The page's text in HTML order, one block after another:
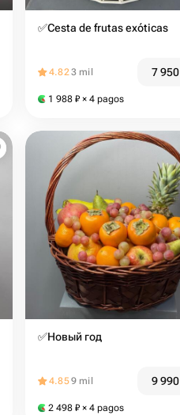
✅Cesta de frutas exóticas
4.823 mil 7 950
1 988 ₽ × 4 pagos
✅Новый год
4.859 mil 9 990
2 498 ₽ × 4 pagos